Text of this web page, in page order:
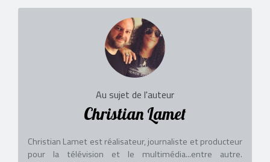
Au sujet de l'auteur
Christian Lamet
Christian Lamet est réalisateur, journaliste et producteur
pour la télévision et le multimédia...entre autre.